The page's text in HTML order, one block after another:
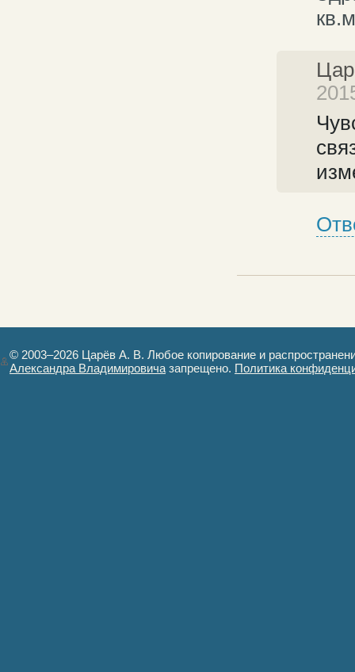
© 2003–2026 Царёв А. В. Любое копирование и
Александра Владимировича запрещено. Политика
Авторизация